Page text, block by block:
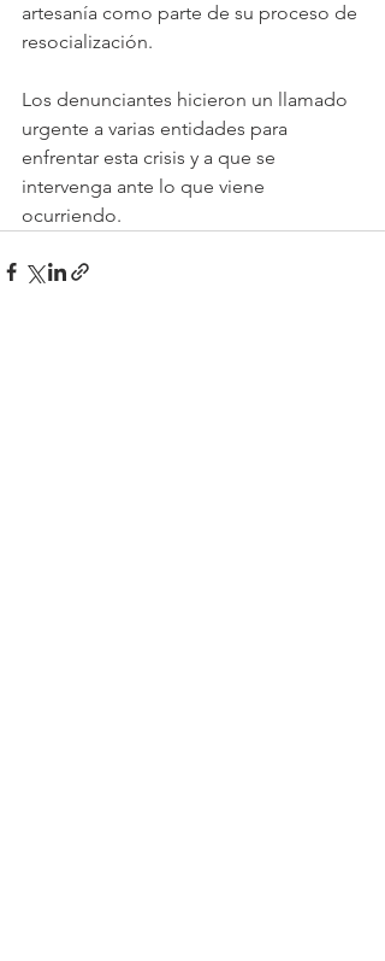
artesanía como parte de su proceso de
resocialización.
Los denunciantes hicieron un llamado
urgente a varias entidades para
enfrentar esta crisis y a que se
intervenga ante lo que viene
ocurriendo.